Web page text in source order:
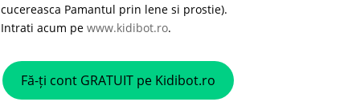
cucereasca Pamantul prin lene si prostie).
Intrati acum pewww.kidibot.ro.
Fă-ți cont GRATUIT pe Kidibot.ro